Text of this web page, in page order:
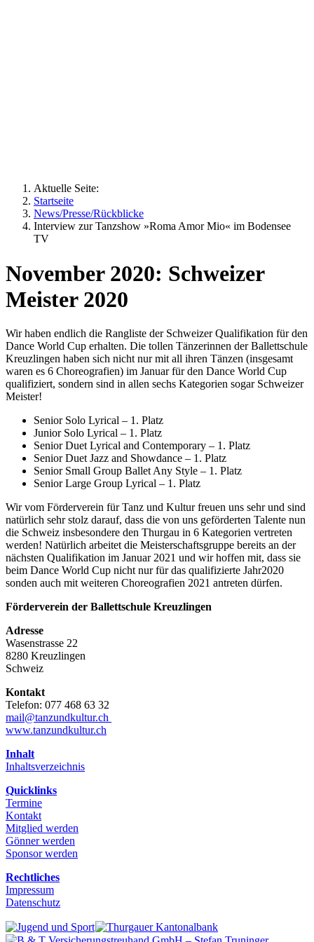
Aktuelle Seite:
Startseite
News/Presse/Rückblicke
Interview zur Tanzshow »Roma Amor Mio« im Bodensee
TV
November 2020: Schweizer
Meister 2020
Wir haben endlich die Rangliste der Schweizer Qualifikation für den
Dance World Cup erhalten. Die tollen Tänzerinnen der Ballettschule
Kreuzlingen haben sich nicht nur mit all ihren Tänzen (insgesamt
waren es 6 Choreografien) im Januar für den Dance World Cup
qualifiziert, sondern sind in allen sechs Kategorien sogar Schweizer
Meister!
Senior Solo Lyrical – 1. Platz
Junior Solo Lyrical – 1. Platz
Senior Duet Lyrical and Contemporary – 1. Platz
Senior Duet Jazz and Showdance – 1. Platz
Senior Small Group Ballet Any Style – 1. Platz
Senior Large Group Lyrical – 1. Platz
Wir vom Förderverein für Tanz und Kultur freuen uns sehr und sind
natürlich sehr stolz darauf, dass die von uns geförderten Talente nun
die Schweiz insbesondere den Thurgau in 6 Kategorien vertreten
werden! Natürlich arbeitet die Meisterschaftsgruppe bereits an der
nächsten Qualifikation im Januar 2021 und wir hoffen mit, dass sie
beim Dance World Cup nicht nur für das qualifizierte Jahr2020
sonden auch mit weiteren Choreografien 2021 antreten dürfen.
Förderverein der Ballettschule Kreuzlingen
Adresse
Wasenstrasse 22
8280 Kreuzlingen
Schweiz
Kontakt
Telefon: 077 468 63 32
mail@tanzundkultur.ch
www.tanzundkultur.ch
Inhalt
Inhaltsverzeichnis
Quicklinks
Termine
Kontakt
Mitglied werden
Gönner werden
Sponsor werden
Rechtliches
Impressum
Datenschutz